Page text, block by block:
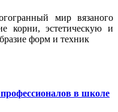
мир вязаного
корни, эстетическую и
форм и техник
в школе